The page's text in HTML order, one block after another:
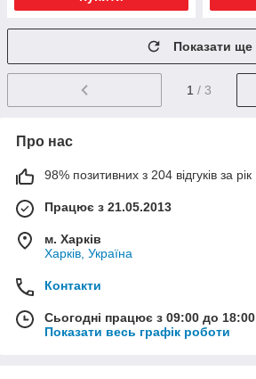
Показати ще
1 / 3
Про нас
98% позитивних з 204 відгуків за рік
Працює з 21.05.2013
м. Харків
Харків, Україна
Контакти
Сьогодні працює з 09:00 до 18:00
Показати весь графік роботи